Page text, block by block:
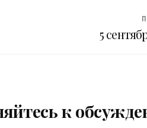
5
к